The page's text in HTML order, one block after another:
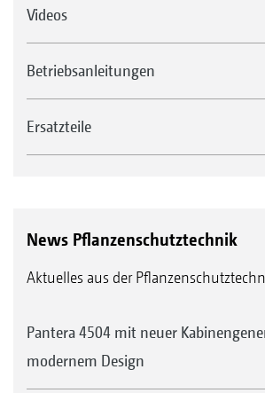
Videos
Betriebsanleitungen
Ersatzteile
News Pflanzenschutztechnik
Aktuelles aus der
Pantera 4504 mit neuer
modernem Design